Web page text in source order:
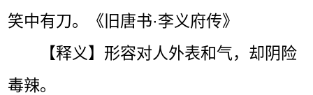
笑中有刀。《旧唐书·李义府传》
【释义】形容对人外表和气，却阴险
毒辣。